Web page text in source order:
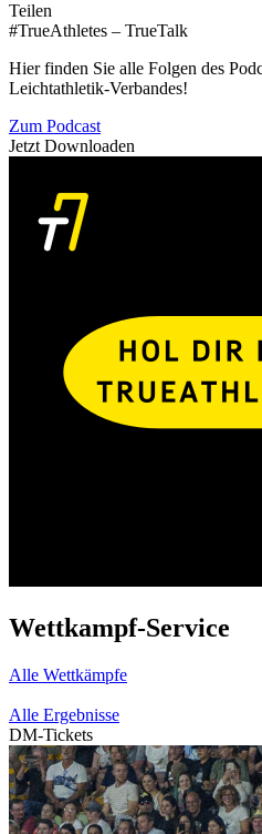
Teilen
#TrueAthletes – TrueTalk
Hier finden Sie alle Folgen des
Leichtathletik-Verbandes!
Zum Podcast
Jetzt Downloaden
Wettkampf-Service
Alle Wettkämpfe
Alle Ergebnisse
DM-Tickets